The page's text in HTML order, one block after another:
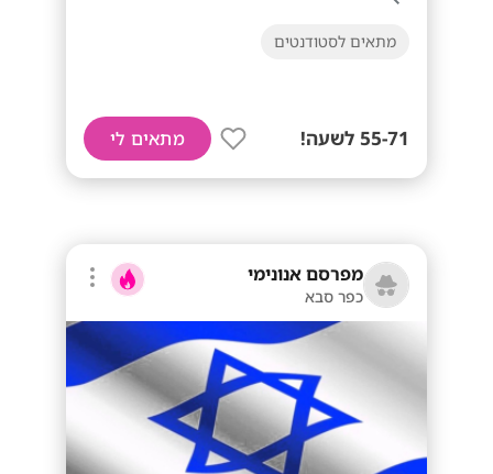
מתאים לסטודנטים
55-71 לשעה! מתאים לי
מפרסם אנונימי
כפר סבא